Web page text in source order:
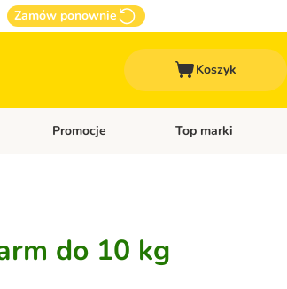
Zamów ponownie
Koszyk
Inne zwierzęta
Otwórz menu kategorii: Karmy VET
Promocje Otwórz menu
Top marki
do 10 kg